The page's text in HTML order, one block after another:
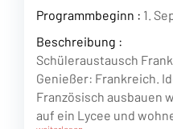
Programmbeginn : 1.
Beschreibung :
Schüleraustausch
Genießer: Frankreich.
Französisch ausbauen
auf ein Lycee und